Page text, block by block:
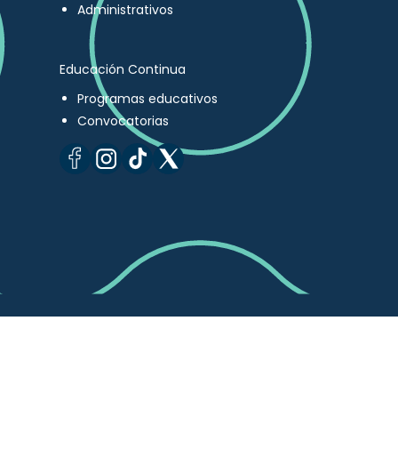
Administrativos
Educación Continua
Programas educativos
Convocatorias